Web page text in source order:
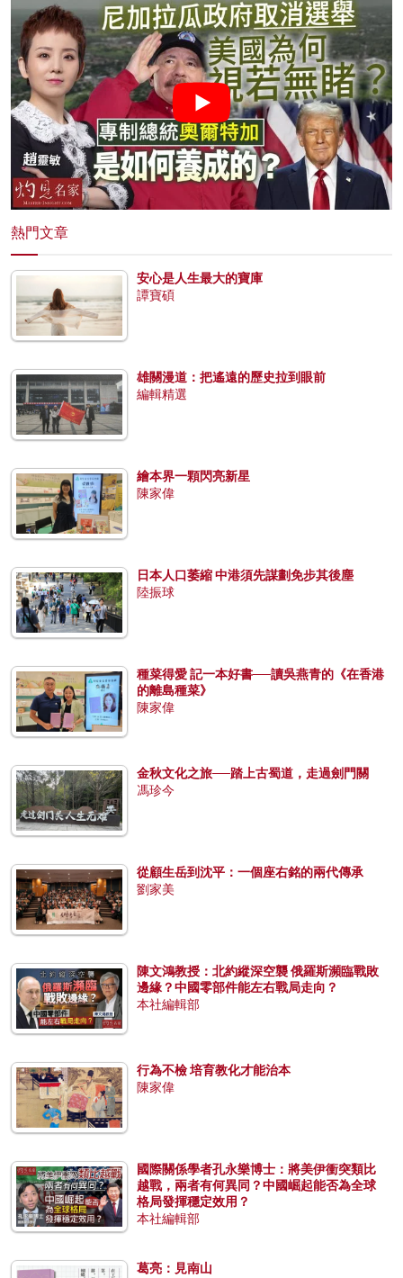
熱門文章
安心是人生最大的寶庫
譚寶碩
雄關漫道：把遙遠的歷史拉到眼前
編輯精選
繪本界一顆閃亮新星
陳家偉
日本人口萎縮 中港須先謀劃免步其後塵
陸振球
種菜得愛 記一本好書──讀吳燕青的《在香港
的離島種菜》
陳家偉
金秋文化之旅──踏上古蜀道，走過劍門關
馮珍今
從顧生岳到沈平：一個座右銘的兩代傳承
劉家美
陳文鴻教授：北約縱深空襲 俄羅斯瀕臨戰敗
邊緣？中國零部件能左右戰局走向？
本社編輯部
行為不檢 培育教化才能治本
陳家偉
國際關係學者孔永樂博士：將美伊衝突類比
越戰，兩者有何異同？中國崛起能否為全球
格局發揮穩定效用？
本社編輯部
葛亮：見南山